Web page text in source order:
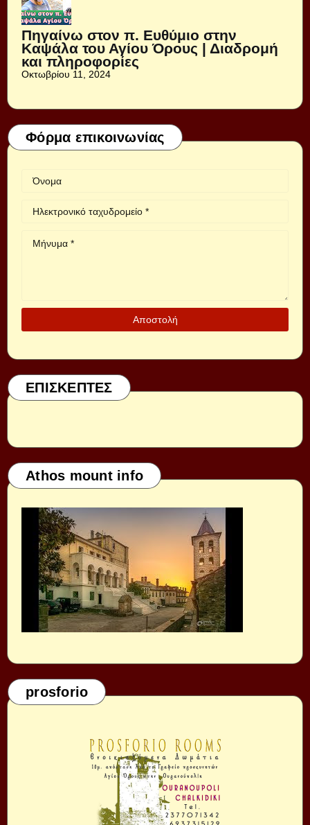
Πηγαίνω στον π. Ευθύμιο στην
Καψάλα του Αγίου Όρους | Διαδρομή
και πληροφορίες
Οκτωβρίου 11, 2024
Φόρμα επικοινωνίας
ΕΠΙΣΚΕΠΤΕΣ
Athos mount info
prosforio